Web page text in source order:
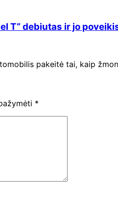
T“ debiutas ir jo
pakeitė tai, kaip
*